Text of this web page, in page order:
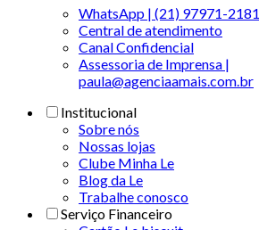
WhatsApp | (21) 97971-2181
Central de atendimento
Canal Confidencial
Assessoria de Imprensa |
paula@agenciaamais.com.br
Institucional
Sobre nós
Nossas lojas
Clube Minha Le
Blog da Le
Trabalhe conosco
Serviço Financeiro